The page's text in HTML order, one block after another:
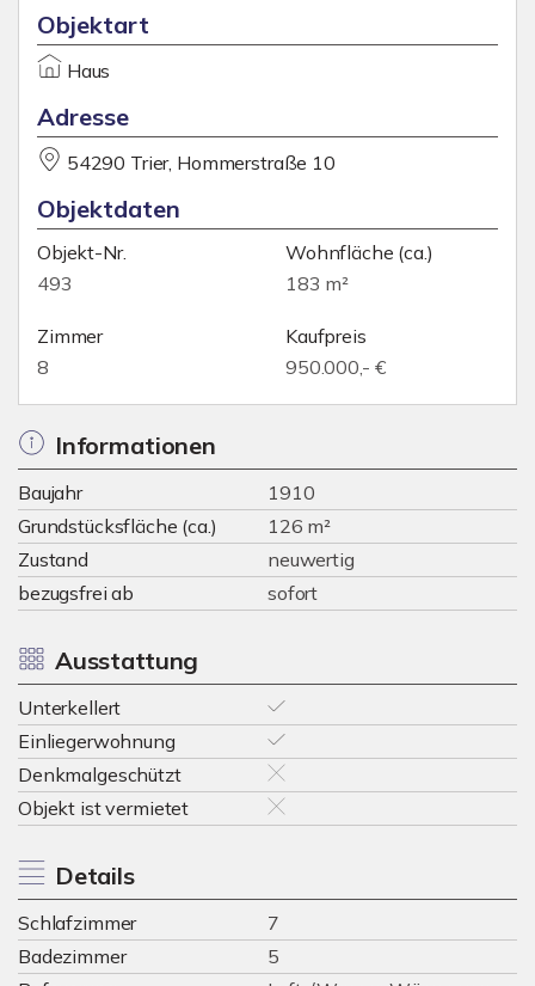
Objektart
Haus
Adresse
54290 Trier, Hommerstraße 10
Objektdaten
Objekt-Nr.
493
Wohnfläche (ca.)
183 m²
Zimmer
8
Kaufpreis
950.000,- €
Informationen
Baujahr
1910
Grundstücksfläche (ca.)
126 m²
Zustand
neuwertig
bezugsfrei ab
sofort
Ausstattung
Unterkellert
Einliegerwohnung
Denkmalgeschützt
Objekt ist vermietet
Details
Schlafzimmer
7
Badezimmer
5